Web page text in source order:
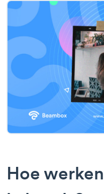
Hoe